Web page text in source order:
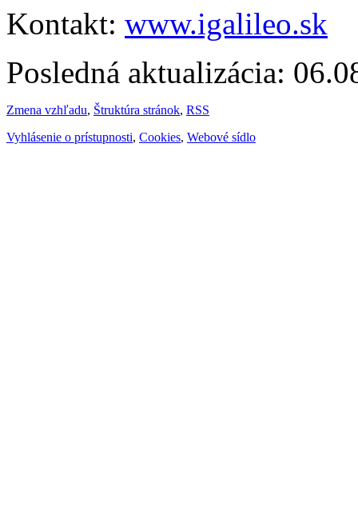
Kontakt: www.igalileo.sk
Posledná aktualizácia:
Zmena vzhľadu, Štruktúra stránok, RSS
Vyhlásenie o prístupnosti, Cookies, Webové sídlo